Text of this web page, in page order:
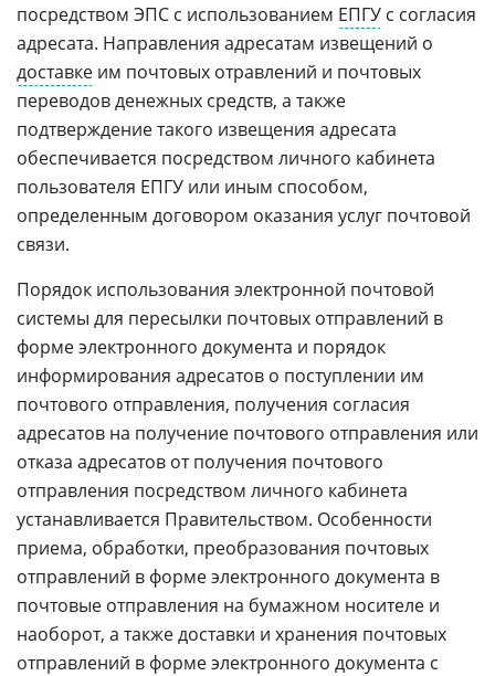
посредством ЭПС с использованием ЕПГУ с согласия
адресата. Направления адресатам извещений о
доставке им почтовых отравлений и почтовых
переводов денежных средств, а также
подтверждение такого извещения адресата
обеспечивается посредством личного кабинета
пользователя ЕПГУ или иным способом,
определенным договором оказания услуг почтовой
связи.
Порядок использования электронной почтовой
системы для пересылки почтовых отправлений в
форме электронного документа и порядок
информирования адресатов о поступлении им
почтового отправления, получения согласия
адресатов на получение почтового отправления или
отказа адресатов от получения почтового
отправления посредством личного кабинета
устанавливается Правительством. Особенности
приема, обработки, преобразования почтовых
отправлений в форме электронного документа в
почтовые отправления на бумажном носителе и
наоборот, а также доставки и хранения почтовых
отправлений в форме электронного документа с